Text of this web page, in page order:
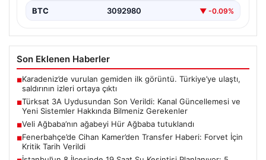
Son Eklenen Haberler
■ Karadeniz’de vurulan gemiden ilk görüntü. Türkiye’ye ulaştı,
saldırının izleri ortaya çıktı
■Türksat 3A Uydusundan Son Verildi: Kanal Güncellemesi ve
Yeni Sistemler Hakkında Bilmeniz Gerekenler
■Veli Ağbaba’nın ağabeyi Hür Ağbaba tutuklandı
Fenerbahçe’de Cihan Kamer’den Transfer Haberi: Forvet İçin
Kritik Tarih Verildi
■İstanbul’un 8 İlçesinde 19 Saat Su Kesintisi Planlanıyor: 5
Ağustos İSKİ Programı Detayları